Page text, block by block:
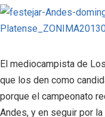
El mediocampista de
que los den como
porque el campeonato
Andes, y en seguir por